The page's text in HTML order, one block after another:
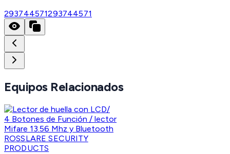
293744571293744571
Equipos Relacionados
ROSSLARE SECURITY
PRODUCTS